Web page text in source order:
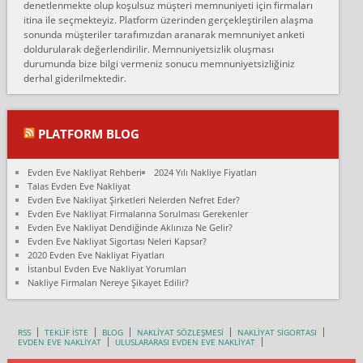
Konya ya Alicanlar naklyat la anlaştık bu şahıs evin taşınacağı gün
fiyatın mazoto gele...
Fatih kokmese:
Diyarbakır dan eşyamı getirtmek için anlaştım sözleşme yaptım.
Son anda fiyat artırdılar.. mecburiyetten tasittim.. bu kişiler ağrılı
Ali:
olduk. Asansörlü dediler sonra uraya asansör kurulmaz dediler
fark istediler. ortada asa...
Nimet:
Ben 2021 Ağustos ilk haftası Evimi taşıdım yani İstanbul'un bir
Mahallesi'nden bir başka Mahallesi'ne yani Ümraniye bölgesinde
oturuyorum önceleri ara...
Nimet Köse:
Hancıoğlu naklyatla taşındım...
denetlenmekte olup koşulsuz müşteri memnuniyeti için firmaları
itina ile seçmekteyiz. Platform üzerinden gerçekleştirilen alaşma
sonunda müşteriler tarafımızdan aranarak memnuniyet anketi
doldurularak değerlendirilir. Memnuniyetsizlik oluşması
durumunda bize bilgi vermeniz sonucu memnuniyetsizliğiniz
derhal giderilmektedir.
PLATFORM BLOG
Evden Eve Nakliyat Rehberi
2024 Yılı Nakliye Fiyatları
Talas Evden Eve Nakliyat
Evden Eve Nakliyat Şirketleri Nelerden Nefret Eder?
Evden Eve Nakliyat Firmalarına Sorulması Gerekenler
Evden Eve Nakliyat Dendiğinde Aklınıza Ne Gelir?
Evden Eve Nakliyat Sigortası Neleri Kapsar?
2020 Evden Eve Nakliyat Fiyatları
İstanbul Evden Eve Nakliyat Yorumları
Nakliye Firmaları Nereye Şikayet Edilir?
RSS TEKLİF İSTE BLOG NAKLİYAT SÖZLEŞMESİ
NAKLİYAT SİGORTASI
EVDEN EVE NAKLİYAT
ULUSLARARASI EVDEN EVE NAKLİYAT